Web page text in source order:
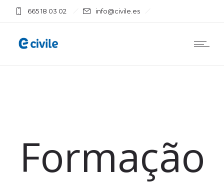
665 18 03 02 info@civile.es
Formação